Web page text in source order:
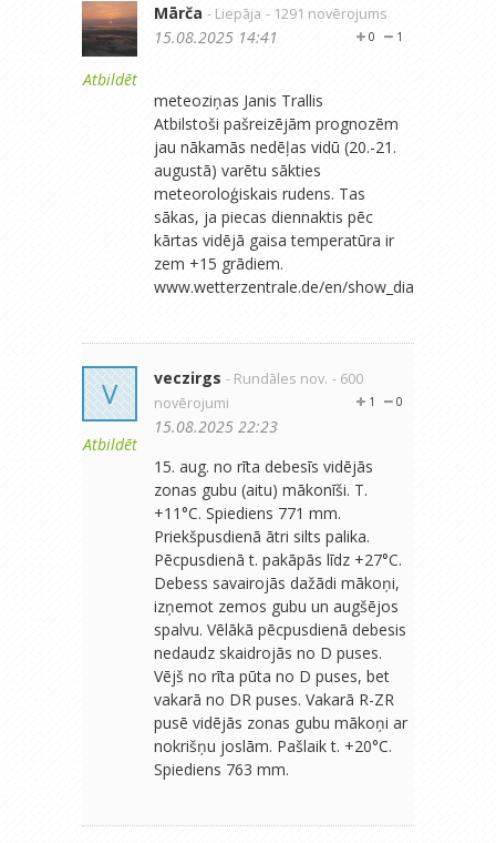
Atbildēt
Mārča - Liepāja - 1291 novērojums
1
0
15.08.2025 14:41
‪meteoziņas‬ Janis Trallis
Atbilstoši pašreizējām prognozēm
jau nākamās nedēļas vidū (20.-21.
augustā) varētu sākties
meteoroloģiskais rudens. Tas
sākas, ja piecas diennaktis pēc
kārtas vidējā gaisa temperatūra ir
zem +15 grādiem.
www.wetterzentrale.de/en/show_diag...
V
Atbildēt
veczirgs - Rundāles nov. - 600
novērojumi
0
1
15.08.2025 22:23
15. aug. no rīta debesīs vidējās
zonas gubu (aitu) mākonīši. T.
+11°C. Spiediens 771 mm.
Priekšpusdienā ātri silts palika.
Pēcpusdienā t. pakāpās līdz +27°C.
Debess savairojās dažādi mākoņi,
izņemot zemos gubu un augšējos
spalvu. Vēlākā pēcpusdienā debesis
nedaudz skaidrojās no D puses.
Vējš no rīta pūta no D puses, bet
vakarā no DR puses. Vakarā R-ZR
pusē vidējās zonas gubu mākoņi ar
nokrišņu joslām. Pašlaik t. +20°C.
Spiediens 763 mm.